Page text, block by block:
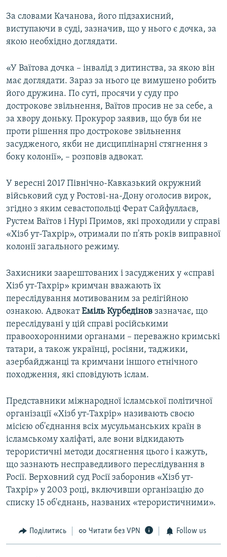
За словами Качанова, його підзахисний,
виступаючи в суді, зазначив, що у нього є дочка, за
якою необхідно доглядати.
«У Ваїтова дочка – інвалід з дитинства, за якою він
має доглядати. Зараз за нього це вимушено робить
його дружина. По суті, просячи у суду про
дострокове звільнення, Ваїтов просив не за себе, а
за хвору доньку. Прокурор заявив, що був би не
проти рішення про дострокове звільнення
засудженого, якби не дисциплінарні стягнення з
боку колонії», – розповів адвокат.
У вересні 2017 Північно-Кавказький окружний
військовий суд у Ростові-на-Дону оголосив вирок,
згідно з яким севастопольці Ферат Сайфуллаєв,
Рустем Ваїтов і Нурі Примов, які проходили у справі
«Хізб ут-Тахрір», отримали по п'ять років виправної
колонії загального режиму.
Захисники заарештованих і засуджених у «справі
Хізб ут-Тахрір» кримчан вважають їх
переслідування мотивованим за релігійною
ознакою. АдвокатЕміль Курбедінов зазначає, що
переслідувані у цій справі російськими
правоохоронними органами – переважно кримські
татари, а також українці, росіяни, таджики,
азербайджанці та кримчани іншого етнічного
походження, які сповідують іслам.
Представники міжнародної ісламської політичної
організації «Хізб ут-Тахрір» називають своєю
місією об'єднання всіх мусульманських країн в
ісламському халіфаті, але вони відкидають
терористичні методи досягнення цього і кажуть,
що зазнають несправедливого переслідування в
Росії. Верховний суд Росії заборонив «Хізб ут-
Тахрір» у 2003 році, включивши організацію до
списку 15 об'єднань, названих «терористичними».
Поділитись Читати без VPN Follow us